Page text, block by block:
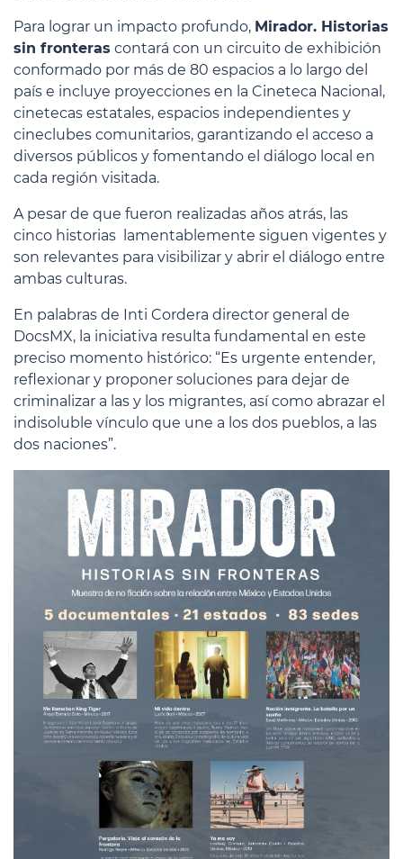
Para lograr un impacto profundo, Mirador. Historias
sin fronteras contará con un circuito de exhibición
conformado por más de 80 espacios a lo largo del
país e incluye proyecciones en la Cineteca Nacional,
cinetecas estatales, espacios independientes y
cineclubes comunitarios, garantizando el acceso a
diversos públicos y fomentando el diálogo local en
cada región visitada.
A pesar de que fueron realizadas años atrás, las
cinco historias lamentablemente siguen vigentes y
son relevantes para visibilizar y abrir el diálogo entre
ambas culturas.
En palabras de Inti Cordera director general de
DocsMX, la iniciativa resulta fundamental en este
preciso momento histórico: “Es urgente entender,
reflexionar y proponer soluciones para dejar de
criminalizar a las y los migrantes, así como abrazar el
indisoluble vínculo que une a los dos pueblos, a las
dos naciones”.